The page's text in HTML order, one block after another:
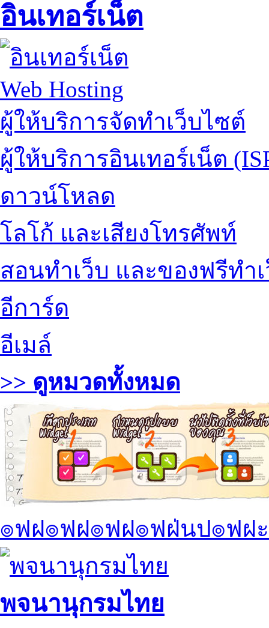
อินเทอร์เน็ต
Web Hosting
ผู้ให้บริการจัดทำเว็บไซต์
ผู้ให้บริการอินเทอร์เน็ต
ดาวน์โหลด
โลโก้ และเสียงโทรศัพท์
สอนทำเว็บ และของฟรีทำ
อีการ์ด
อีเมล์
>> ดูหมวดทั้งหมด
๏ฟฝ๏ฟฝ๏ฟฝ๏ฟฝ่นป๏ฟฝ
พจนานุกรมไทย